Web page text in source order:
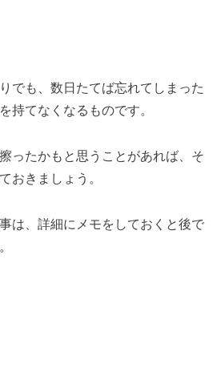
でも、数日たてば忘れてしまった
持てなくなるものです。
ったかもと思うことがあれば、そ
おきましょう。
は、詳細にメモをしておくと後で